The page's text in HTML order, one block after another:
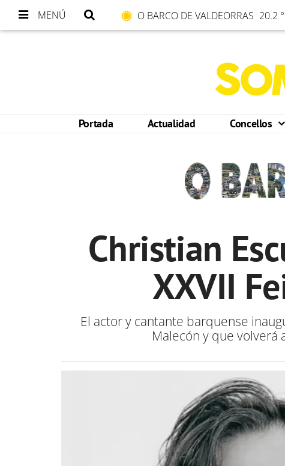
MENÚ O BARCO DE VALDEORRAS 20.2
Portada Actualidad Concellos
Christian
XXVII
El actor y cantante barquense
Malecón y que volverá